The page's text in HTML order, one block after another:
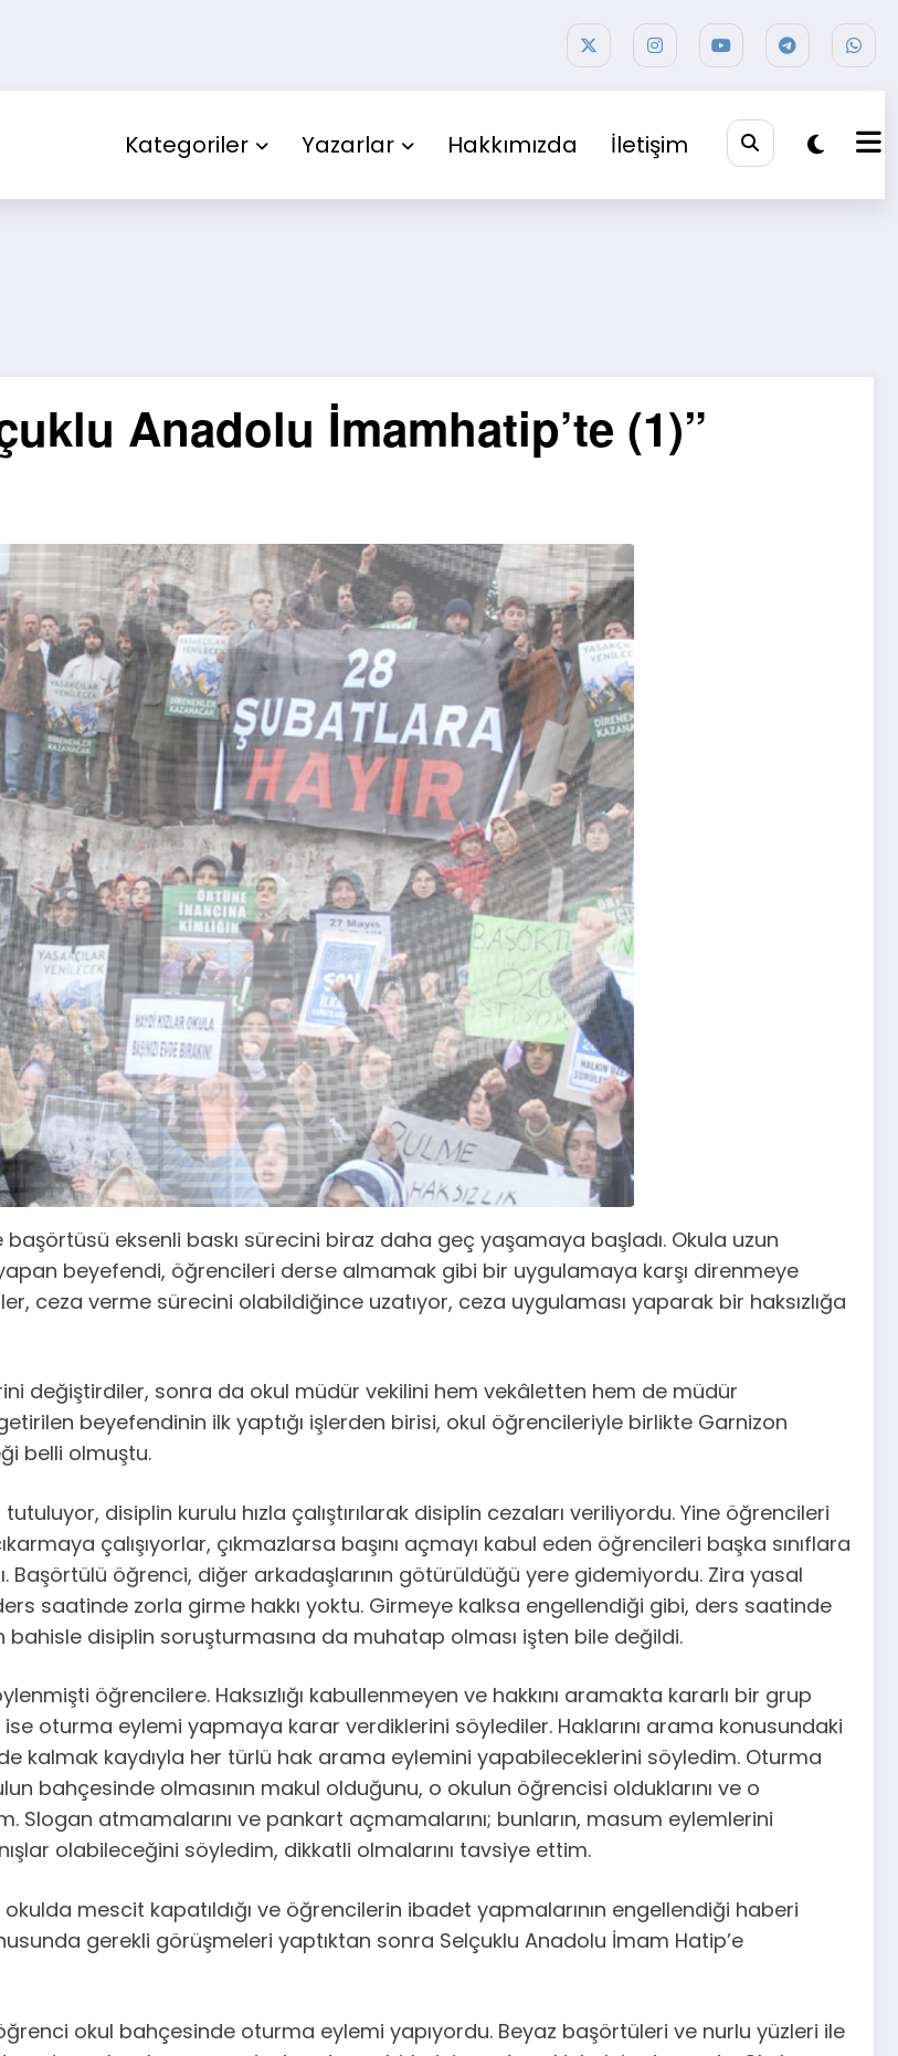
Kategoriler Yazarlar Hakkımızda İletişim
Anadolu İmamhatip’te (1)”
eksenli baskı sürecini biraz daha geç yaşamaya başladı. Okula uzun
beyefendi, öğrencileri derse almamak gibi bir uygulamaya karşı direnmeye
ceza verme sürecini olabildiğince uzatıyor, ceza uygulaması yaparak bir haksızlığa
değiştirdiler, sonra da okul müdür vekilini hem vekâletten hem de müdür
beyefendinin ilk yaptığı işlerden birisi, okul öğrencileriyle birlikte Garnizon
belli olmuştu.
disiplin kurulu hızla çalıştırılarak disiplin cezaları veriliyordu. Yine öğrencileri
çalışıyorlar, çıkmazlarsa başını açmayı kabul eden öğrencileri başka sınıflara
öğrenci, diğer arkadaşlarının götürüldüğü yere gidemiyordu. Zira yasal
saatinde zorla girme hakkı yoktu. Girmeye kalksa engellendiği gibi, ders saatinde
bahisle disiplin soruşturmasına da muhatap olması işten bile değildi.
öğrencilere. Haksızlığı kabullenmeyen ve hakkını aramakta kararlı bir grup
oturma eylemi yapmaya karar verdiklerini söylediler. Haklarını arama konusundaki
kalmak kaydıyla her türlü hak arama eylemini yapabileceklerini söyledim. Oturma
bahçesinde olmasının makul olduğunu, o okulun öğrencisi olduklarını ve o
Slogan atmamalarını ve pankart açmamalarını; bunların, masum eylemlerini
olabileceğini söyledim, dikkatli olmalarını tavsiye ettim.
mescit kapatıldığı ve öğrencilerin ibadet yapmalarının engellendiği haberi
gerekli görüşmeleri yaptıktan sonra Selçuklu Anadolu İmam Hatip’e
okul bahçesinde oturma eylemi yapıyordu. Beyaz başörtüleri ve nurlu yüzleri ile